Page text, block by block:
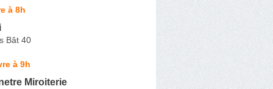
à 8h
Bât 40
à 9h
Miroiterie